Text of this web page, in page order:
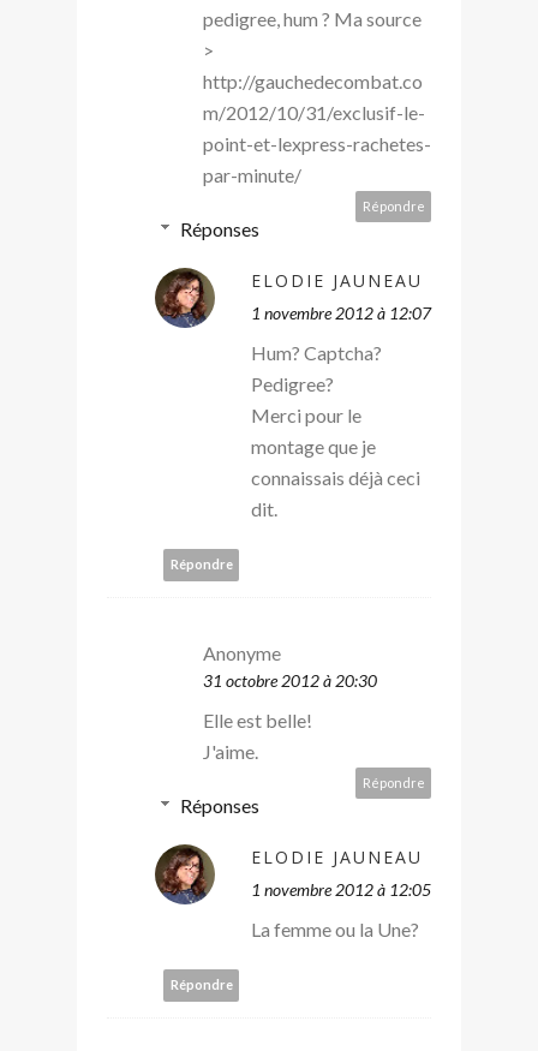
pedigree, hum ? Ma source
>
http://gauchedecombat.co
m/2012/10/31/exclusif-le-
point-et-lexpress-rachetes-
par-minute/
Répondre
Réponses
ELODIE JAUNEAU
1 novembre 2012 à 12:07
Hum? Captcha?
Pedigree?
Merci pour le
montage que je
connaissais déjà ceci
dit.
Répondre
Anonyme
31 octobre 2012 à 20:30
Elle est belle!
J'aime.
Répondre
Réponses
ELODIE JAUNEAU
1 novembre 2012 à 12:05
La femme ou la Une?
Répondre